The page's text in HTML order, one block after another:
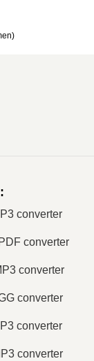
)
:
converter
converter
converter
converter
converter
converter